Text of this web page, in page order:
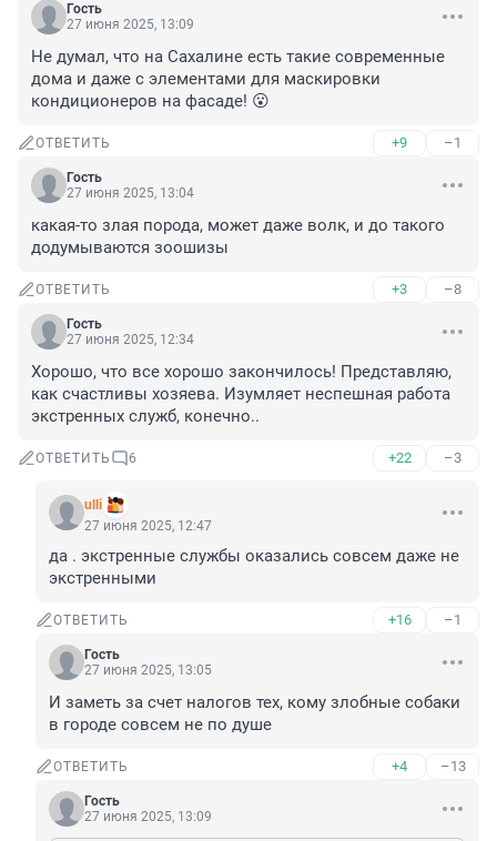
Гость
27 июня 2025, 13:09
Не думал, что на Сахалине есть такие современные
дома и даже с элементами для маскировки
кондиционеров на фасаде! 😮
ОТВЕТИТЬ +9 –1
Гость
27 июня 2025, 13:04
какая-то злая порода, может даже волк, и до такого
додумываются зоошизы
ОТВЕТИТЬ +3 –8
Гость
27 июня 2025, 12:34
Хорошо, что все хорошо закончилось! Представляю,
как счастливы хозяева. Изумляет неспешная работа
экстренных служб, конечно..
ОТВЕТИТЬ 6 +22 –3
ulli
27 июня 2025, 12:47
да . экстренные службы оказались совсем даже не
экстренными
ОТВЕТИТЬ +16 –1
Гость
27 июня 2025, 13:05
И заметь за счет налогов тех, кому злобные собаки
в городе совсем не по душе
ОТВЕТИТЬ +4 –13
Гость
27 июня 2025, 13:09